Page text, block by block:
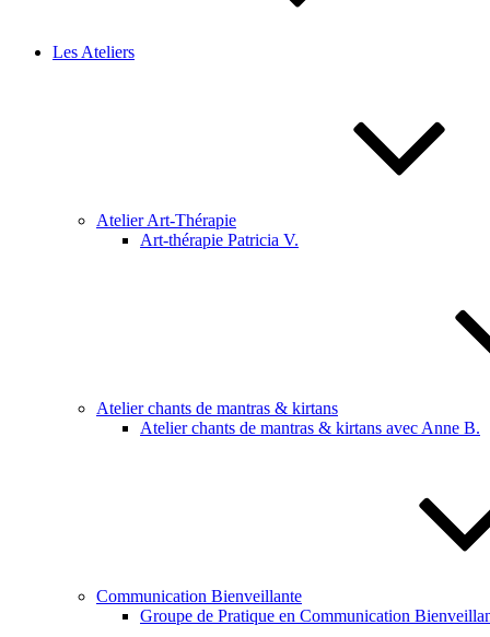
Les Ateliers
Atelier Art-Thérapie
Art-thérapie Patricia V.
Atelier chants de mantras & kirtans
Atelier chants de mantras & kirtans avec Anne B.
Communication Bienveillante
Groupe de Pratique en Communication